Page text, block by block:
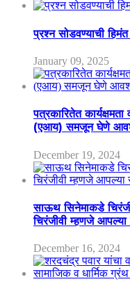
प्रश्न सोडवण्याची
January 09, 2025
पत्रकारितेत
(एआय) समजून घेणे
December 19, 2024
साऊथ सिनेमाकडे
चिरंजीवी म्हणजे
December 16, 2024